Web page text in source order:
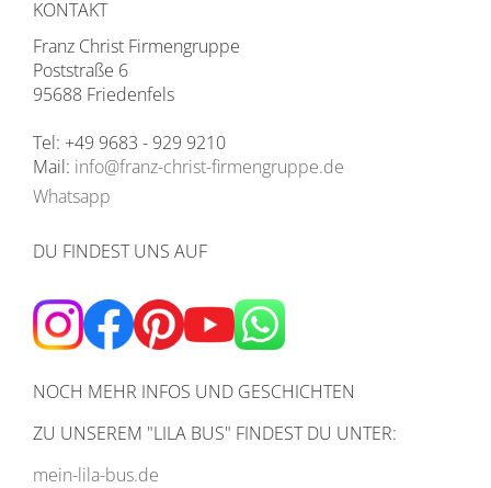
KONTAKT
Franz Christ Firmengruppe
Poststraße 6
95688 Friedenfels
Tel: +49 9683 - 929 9210
Mail: info@franz-christ-firmengruppe.de
Whatsapp
DU FINDEST UNS AUF
NOCH MEHR INFOS UND GESCHICHTEN
ZU UNSEREM "LILA BUS" FINDEST DU UNTER:
mein-lila-bus.de